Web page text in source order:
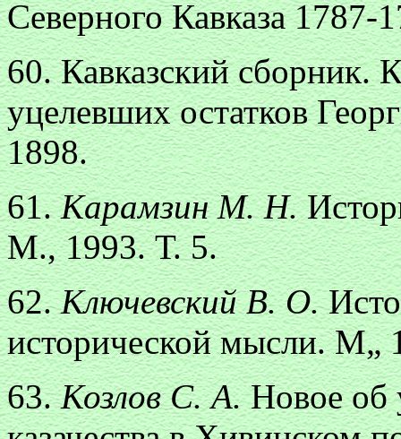
Северного Кавказа 1787-
60. Кавказский сборник.
уцелевших остатков
1898.
61.Карамзин М. Н.
М., 1993. Т. 5.
62.Ключевский В. О.
исторической мысли. М„
63.Козлов С. А.Новое об